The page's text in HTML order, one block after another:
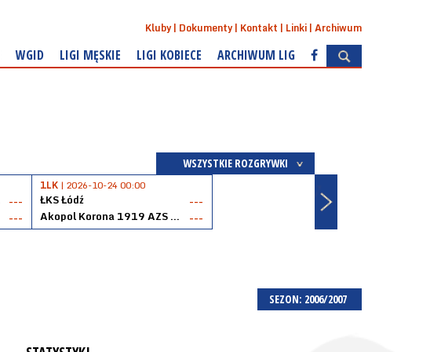
Kluby Dokumenty Kontakt Linki Archiwum
WGID LIGI MĘSKIE LIGI KOBIECE ARCHIWUM LIG
WSZYSTKIE ROZGRYWKI
---
---
1LK | 2026-10-24 00:00
ŁKS Łódź
---
Akopol Korona 1919 AZS PK Kraków
---
SEZON: 2006/2007